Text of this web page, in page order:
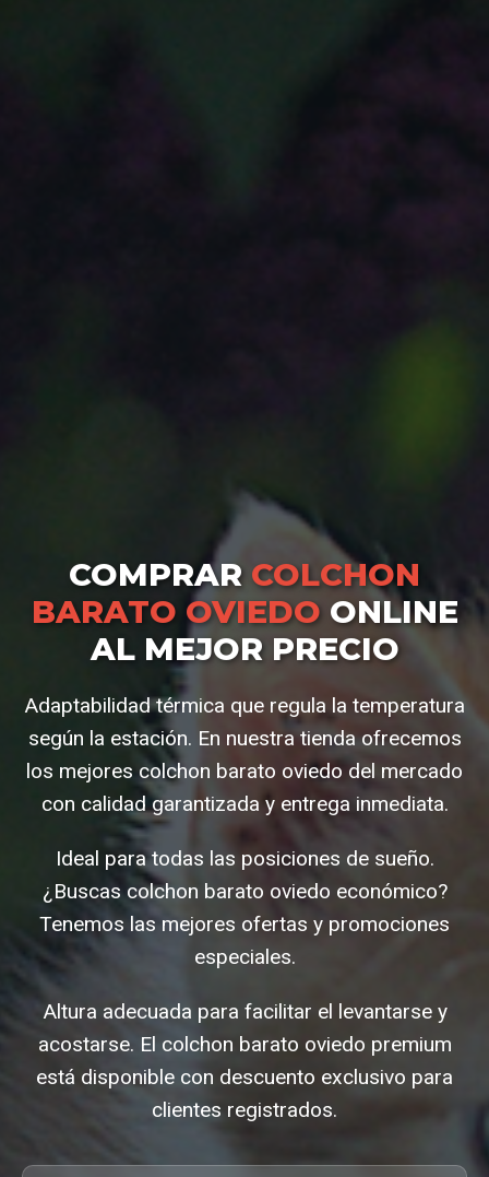
COMPRAR COLCHON
BARATO OVIEDOONLINE
AL MEJOR PRECIO
Adaptabilidad térmica que regula la temperatura
según la estación. En nuestra tienda ofrecemos
los mejores colchon barato oviedo del mercado
con calidad garantizada y entrega inmediata.
Ideal para todas las posiciones de sueño.
¿Buscas colchon barato oviedo económico?
Tenemos las mejores ofertas y promociones
especiales.
Altura adecuada para facilitar el levantarse y
acostarse. El colchon barato oviedo premium
está disponible con descuento exclusivo para
clientes registrados.